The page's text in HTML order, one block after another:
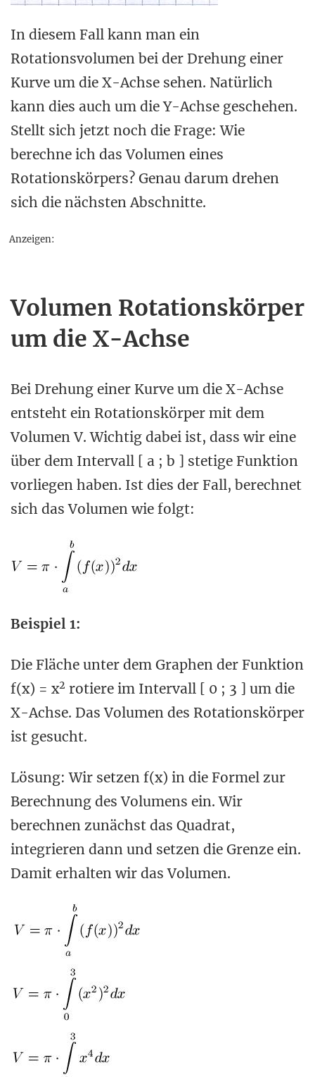
In diesem Fall kann man ein
Rotationsvolumen bei der Drehung einer
Kurve um die X-Achse sehen. Natürlich
kann dies auch um die Y-Achse geschehen.
Stellt sich jetzt noch die Frage: Wie
berechne ich das Volumen eines
Rotationskörpers? Genau darum drehen
sich die nächsten Abschnitte.
Anzeigen:
Volumen Rotationskörper
um die X-Achse
Bei Drehung einer Kurve um die X-Achse
entsteht ein Rotationskörper mit dem
Volumen V. Wichtig dabei ist, dass wir eine
über dem Intervall [ a ; b ] stetige Funktion
vorliegen haben. Ist dies der Fall, berechnet
sich das Volumen wie folgt:
Beispiel 1:
Die Fläche unter dem Graphen der Funktion
f(x) = x2 rotiere im Intervall [ 0 ; 3 ] um die
X-Achse. Das Volumen des Rotationskörper
ist gesucht.
Lösung: Wir setzen f(x) in die Formel zur
Berechnung des Volumens ein. Wir
berechnen zunächst das Quadrat,
integrieren dann und setzen die Grenze ein.
Damit erhalten wir das Volumen.